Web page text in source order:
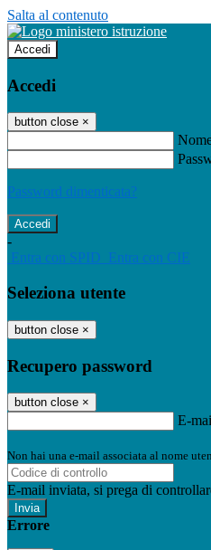
Salta al contenuto
Accedi
Accedi
button close ×
Password dimenticata?
-
Entra con SPID Entra con CIE
Seleziona utente
button close ×
Recupero password
button close ×
E-
Non hai una e-mail associata al nome
E-mail inviata, si prega di
Errore